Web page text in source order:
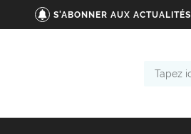
S'ABONNER AUX ACTUALITÉS